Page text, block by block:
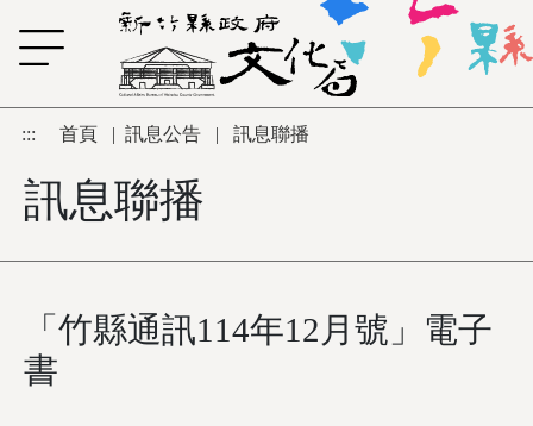
跳到主要內容區塊
::: 首頁 | 訊息公告 | 訊息聯播
訊息聯播
「竹縣通訊114年12月號」電子
書